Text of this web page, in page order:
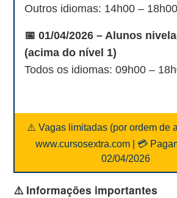
Outros idiomas: 14h00 – 18h00
📅 01/04/2026 – Alunos
(acima do nível 1)
Todos os idiomas: 09h00 –
⚠️ Vagas limitadas (por ordem de
www.cursosextra.com | 💳
02/04/2026
⚠️ Informações importantes